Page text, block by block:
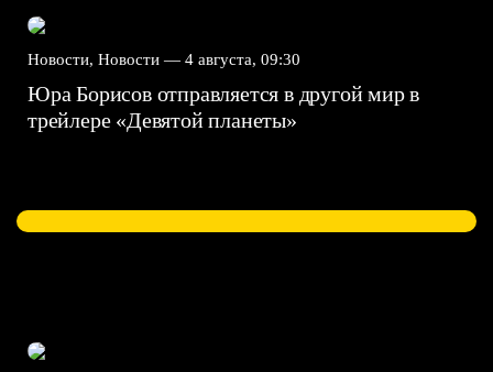
Новости, Новости — 4 августа, 09:30
Юра Борисов отправляется в другой мир в
трейлере «Девятой планеты»